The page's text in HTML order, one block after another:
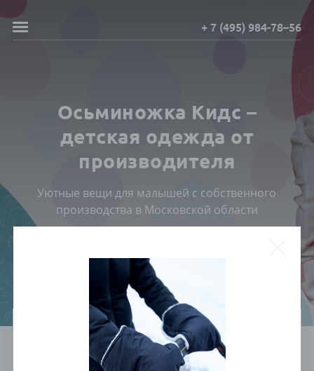
+ 7 (495) 984-78–56
Осьминожка Кидс –
детская одежда от
производителя
Уютные вещи для малышей с собственного
производства в Московской области
ПОСМОТРЕТЬ КАТАЛОГ
Собственное
производство
Широкий
ассортимент